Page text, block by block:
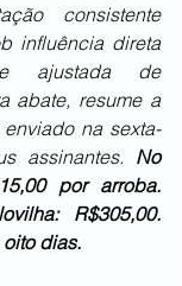
consistente
influência direta
ajustada de
abate, resume a
na sexta-
assinantes. No
por arroba.
R$305,00.
dias.